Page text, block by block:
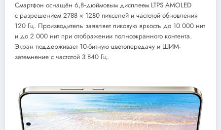
Смартфон оснащён 6,8‑дюймовым дисплеем LTPS AMOLED
с разрешением 2788 × 1280 пикселей и частотой обновления
120 Гц. Производитель заявляет пиковую яркость до 10 000 нит
и до 2 000 нит при отображении полноэкранного контента.
Экран поддерживает 10-битную цветопередачу и ШИМ-
затемнение с частотой 3 840 Гц.